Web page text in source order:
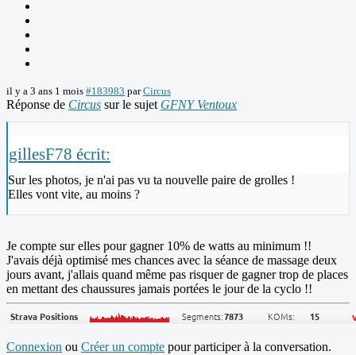
il y a 3 ans 1 mois #183983 parCircus
Réponse de Circus sur le sujet GFNY Ventoux
gillesF78 écrit:
Sur les photos, je n'ai pas vu ta nouvelle paire de grolles !
Elles vont vite, au moins ?
Je compte sur elles pour gagner 10% de watts au minimum !!
J'avais déjà optimisé mes chances avec la séance de massage deux
jours avant, j'allais quand même pas risquer de gagner trop de places
en mettant des chaussures jamais portées le jour de la cyclo !!
Connexion ou Créer un compte pour participer à la conversation.